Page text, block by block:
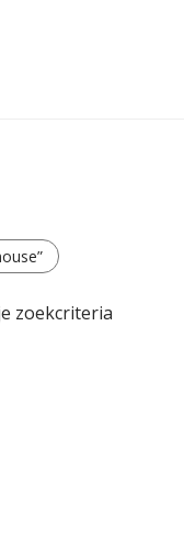
zoekcriteria